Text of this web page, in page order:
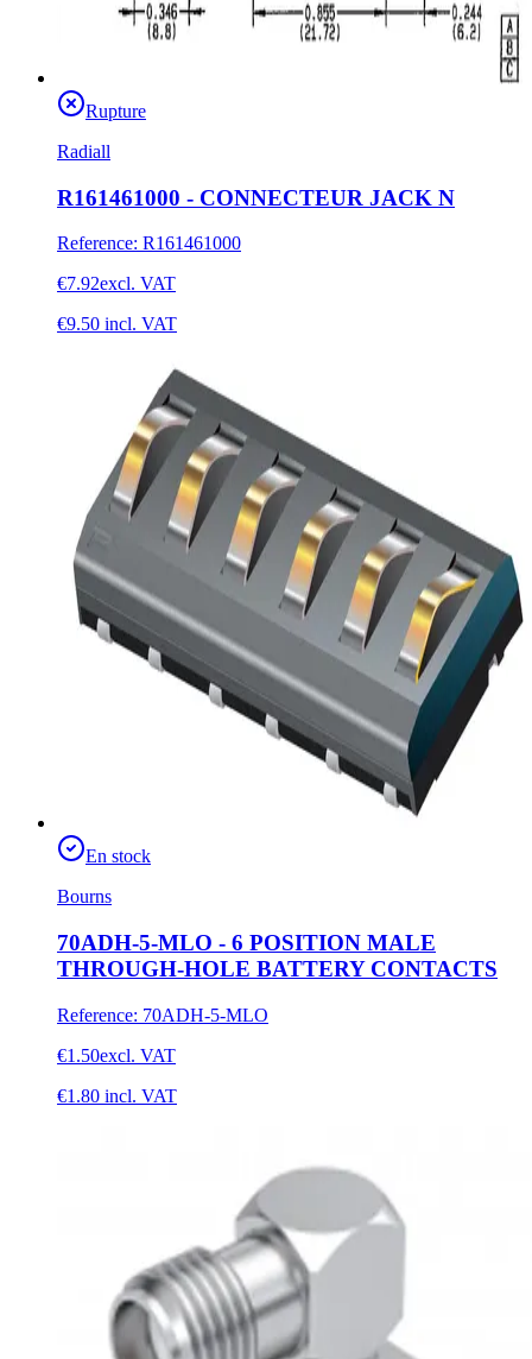
Rupture
Radiall
R161461000 - CONNECTEUR JACK N
Reference: R161461000
€7.92excl. VAT
€9.50 incl. VAT
En stock
Bourns
70ADH-5-MLO - 6 POSITION MALE
THROUGH-HOLE BATTERY CONTACTS
Reference: 70ADH-5-MLO
€1.50excl. VAT
€1.80 incl. VAT